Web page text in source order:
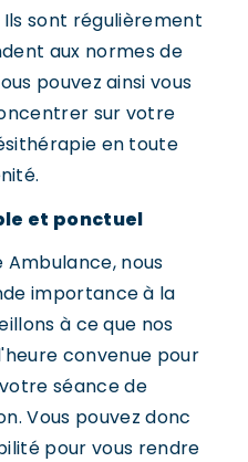
sont régulièrement
aux normes de
pouvez ainsi vous
sur votre
en toute
et ponctuel
Ambulance, nous
importance à la
à ce que nos
convenue pour
séance de
Vous pouvez donc
pour vous rendre